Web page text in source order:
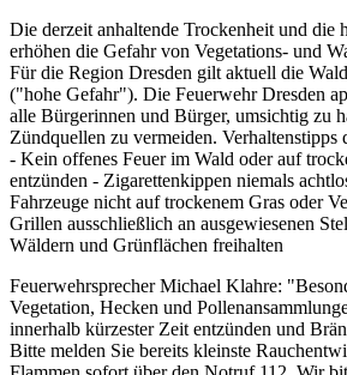
Die derzeit anhaltende Trockenheit und die
erhöhen die Gefahr von Vegetations- und
Für die Region Dresden gilt aktuell die
("hohe Gefahr"). Die Feuerwehr Dresden
alle Bürgerinnen und Bürger, umsichtig zu
Zündquellen zu vermeiden. Verhaltenstipps
- Kein offenes Feuer im Wald oder auf
entzünden - Zigarettenkippen niemals
Fahrzeuge nicht auf trockenem Gras oder
Grillen ausschließlich an ausgewiesenen
Wäldern und Grünflächen freihalten
Feuerwehrsprecher Michael Klahre:
Vegetation, Hecken und
innerhalb kürzester Zeit entzünden und
Bitte melden Sie bereits kleinste